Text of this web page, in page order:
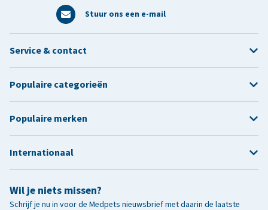
Stuur ons een e-mail
Wil je niets missen?
Schrijf je nu in voor de Medpets nieuwsbrief met daarin de laatste
Service & contact
Populaire categorieën
Populaire merken
Internationaal